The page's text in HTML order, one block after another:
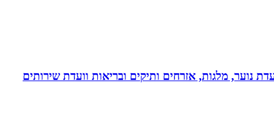
נוער, מלגות, אזרחים ותיקים ובריאות וועדת שירותים